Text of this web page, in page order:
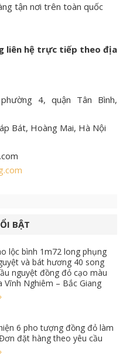
tận nơi trên toàn quốc
liên hệ trực tiếp theo địa
4, quận Tân Bình,
Bát, Hoàng Mai, Hà Nội
BẬT
lộc bình 1m72 long phụng
và bát hương 40 song
nguyệt đồng đỏ cạo màu
Vĩnh Nghiêm – Bắc Giang
6 pho tượng đồng đỏ làm
đặt hàng theo yêu cầu